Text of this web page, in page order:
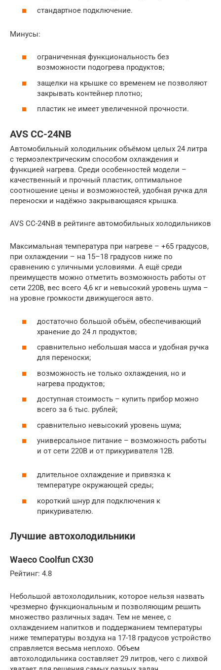
стандартное подключение.
Минусы:
ограниченная функциональность без
возможности подогрева продуктов;
защелки на крышке со временем не позволяют
закрывать контейнер плотно;
пластик не имеет увеличенной прочности.
AVS CC-24NB
Автомобильный холодильник объёмом целых 24 литра
с термоэлектрическим способом охлаждения и
функцией нагрева. Среди особенностей модели –
качественный и прочный пластик, оптимальное
соотношение цены и возможностей, удобная ручка для
переноски и надёжно закрывающаяся крышка.
AVS CC-24NB в рейтинге автомобильных холодильников
Максимальная температура при нагреве – +65 градусов,
при охлаждении – на 15–18 градусов ниже по
сравнению с уличными условиями. А ещё среди
преимуществ можно отметить возможность работы от
сети 220В, вес всего 4,6 кг и невысокий уровень шума –
на уровне громкости движущегося авто.
достаточно большой объём, обеспечивающий
хранение до 24 л продуктов;
сравнительно небольшая масса и удобная ручка
для переноски;
возможность не только охлаждения, но и
нагрева продуктов;
доступная стоимость – купить прибор можно
всего за 6 тыс. рублей;
сравнительно невысокий уровень шума;
универсальное питание – возможность работы
и от сети 220В и от прикуривателя 12В.
длительное охлаждение и привязка к
температуре окружающей среды;
короткий шнур для подключения к
прикуривателю.
Лучшие автохолодильники
Waeco Coolfun CX30
Рейтинг: 4.8
Небольшой автохолодильник, которое нельзя назвать
чрезмерно функциональным и позволяющим решить
множество различных задач. Тем не менее, с
охлаждением напитков и поддержанием температуры
ниже температуры воздуха на 17-18 градусов устройство
справляется весьма неплохо. Объем
автохолодильника составляет 29 литров, чего с лихвой